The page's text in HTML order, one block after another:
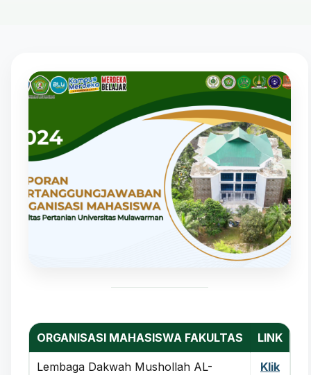
ORGANISASI MAHASISWA FAKULTAS LINK
Lembaga Dakwah Mushollah AL-
Klik